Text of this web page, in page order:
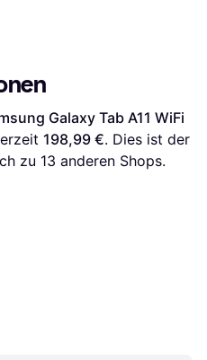
Galaxy Tab A11 WiFi
198,99 €. Dies ist der
zu 13 anderen Shops.